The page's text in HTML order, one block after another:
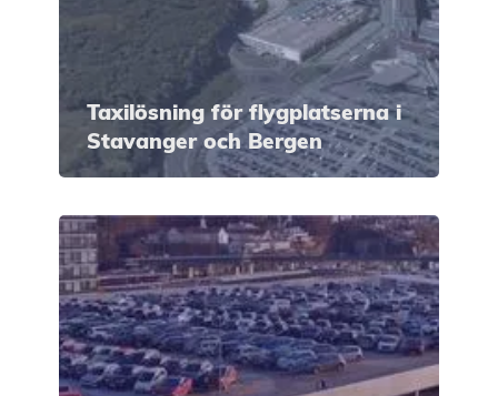
Taxilösning för flygplatserna i
Stavanger och Bergen